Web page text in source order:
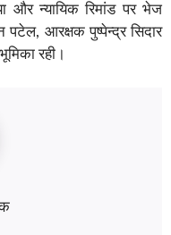
और न्यायिक रिमांड पर भेज
पटेल, आरक्षक पुष्पेन्द्र सिदार
रही।